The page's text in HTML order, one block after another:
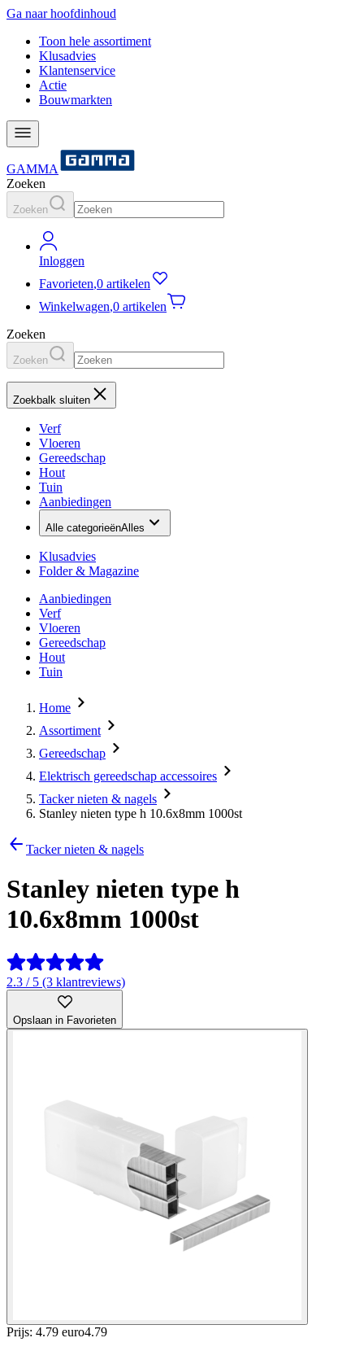
Ga naar hoofdinhoud
Toon hele assortiment
Klusadvies
Klantenservice
Actie
Bouwmarkten
GAMMA
Zoeken
Zoeken
Inloggen
Favorieten,0 artikelen
Winkelwagen,0 artikelen
Zoeken
Zoeken
Zoekbalk sluiten
Verf
Vloeren
Gereedschap
Hout
Tuin
Aanbiedingen
Alle categorieënAlles
Klusadvies
Folder & Magazine
Aanbiedingen
Verf
Vloeren
Gereedschap
Hout
Tuin
Home
Assortiment
Gereedschap
Elektrisch gereedschap accessoires
Tacker nieten & nagels
Stanley nieten type h 10.6x8mm 1000st
Tacker nieten & nagels
Stanley nieten type h
10.6x8mm 1000st
2.3 / 5 (3 klantreviews)
Opslaan in Favorieten
Prijs: 4.79 euro4.79